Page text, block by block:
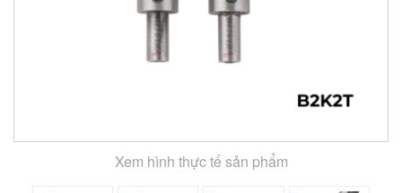
Xem hình thực tế sản phẩm